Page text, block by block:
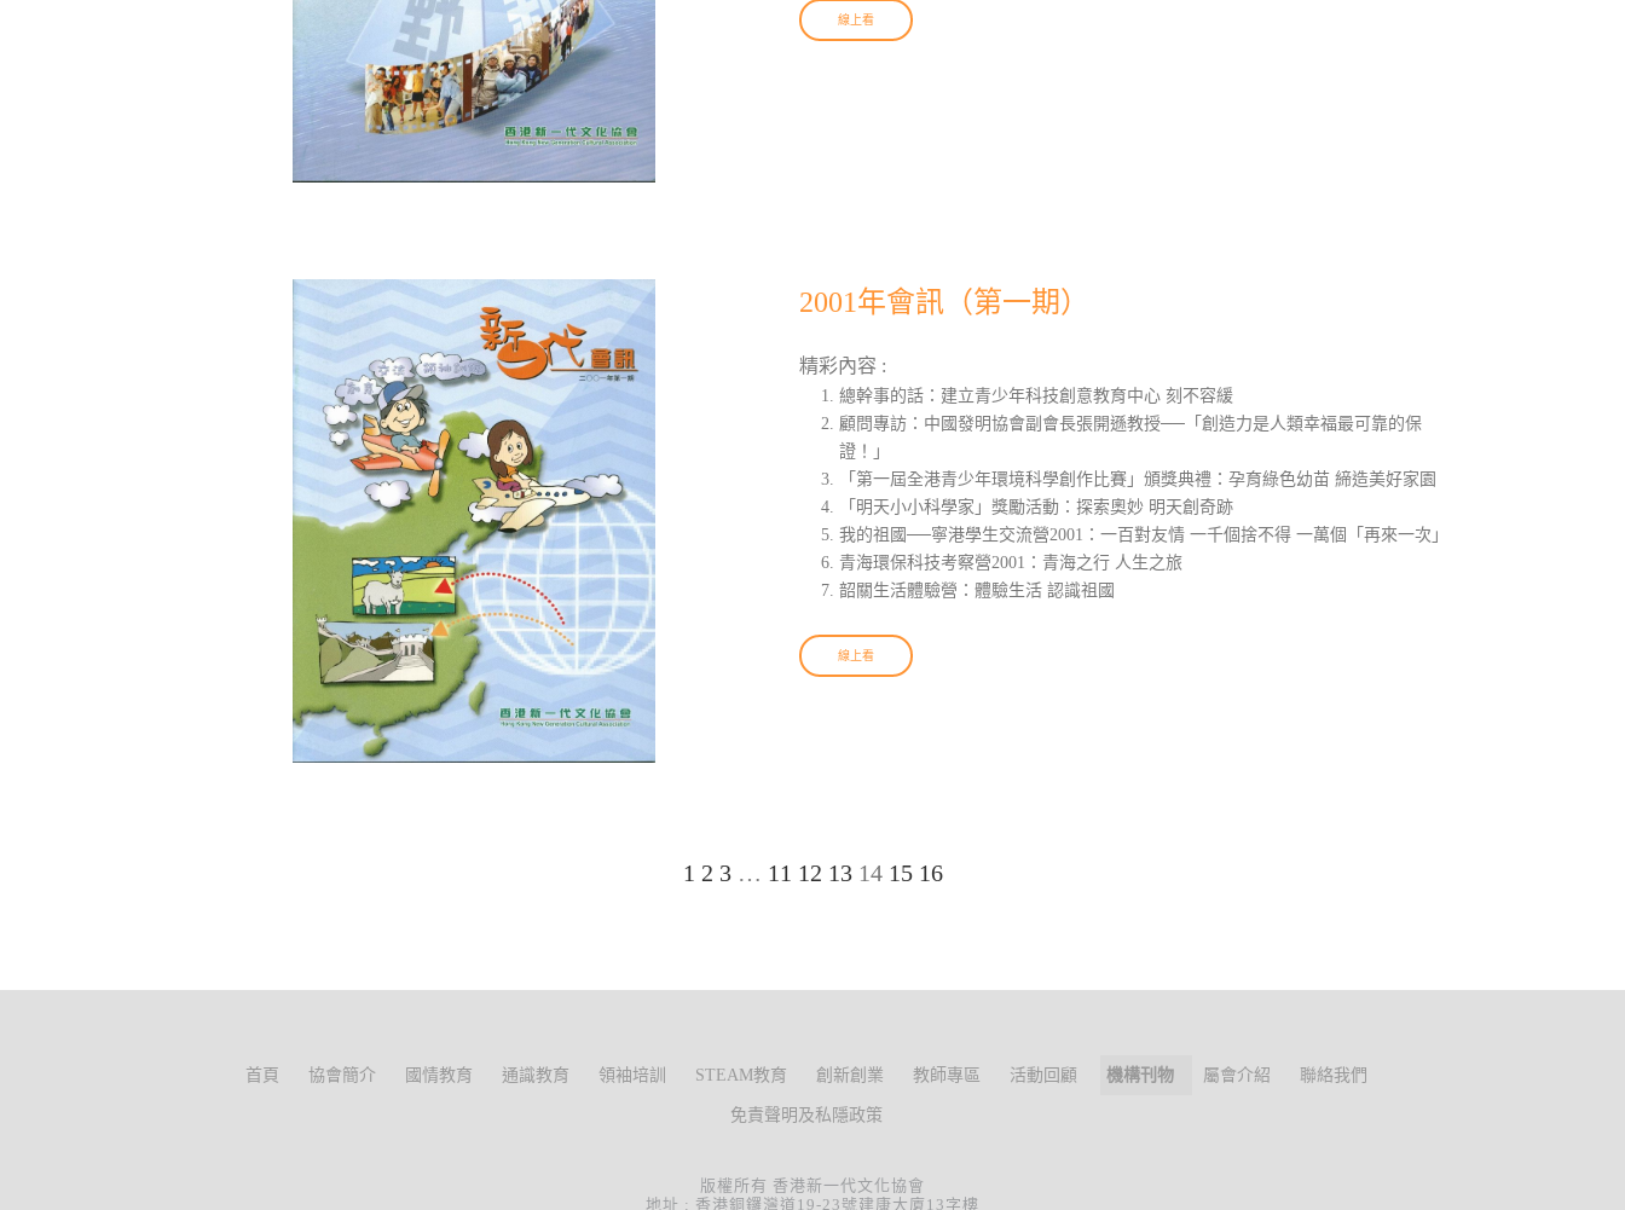
線上看
2001年會訊（第一期）
精彩內容 :
總幹事的話：建立青少年科技創意教育中心 刻不容緩
顧問專訪：中國發明協會副會長張開遜教授──「創造力是人類幸福最可靠的保
證！」
「第一屆全港青少年環境科學創作比賽」頒獎典禮：孕育綠色幼苗 締造美好家園
「明天小小科學家」獎勵活動：探索奧妙 明天創奇跡
我的祖國──寧港學生交流營2001：一百對友情 一千個捨不得 一萬個「再來一次」
青海環保科技考察營2001：青海之行 人生之旅
韶關生活體驗營：體驗生活 認識祖國
線上看
1 2 3 … 11 12 13 14 15 16
首頁 協會簡介 國情教育 通識教育 領袖培訓 STEAM教育 創新創業 教師專區 活動回顧 機構刊物 屬會介紹 聯絡我們
免責聲明及私隱政策
版權所有 香港新一代文化協會
地址 : 香港銅鑼灣道19-23號建康大廈13字樓